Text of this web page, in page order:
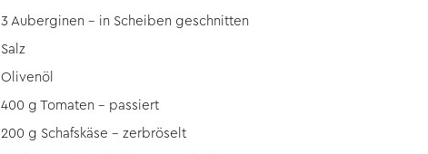
3 Auberginen – in Scheiben geschnitten
Salz
Olivenöl
400 g Tomaten – passiert
200 g Schafskäse – zerbröselt